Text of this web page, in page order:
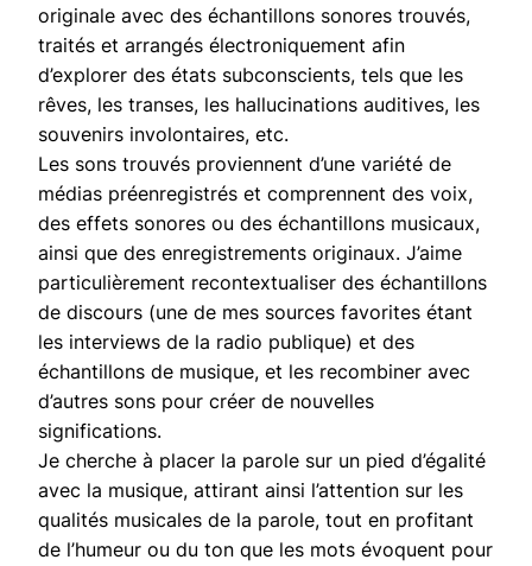
originale avec des échantillons sonores trouvés,
traités et arrangés électroniquement afin
d’explorer des états subconscients, tels que les
rêves, les transes, les hallucinations auditives, les
souvenirs involontaires, etc.
Les sons trouvés proviennent d’une variété de
médias préenregistrés et comprennent des voix,
des effets sonores ou des échantillons musicaux,
ainsi que des enregistrements originaux. J’aime
particulièrement recontextualiser des échantillons
de discours (une de mes sources favorites étant
les interviews de la radio publique) et des
échantillons de musique, et les recombiner avec
d’autres sons pour créer de nouvelles
significations.
Je cherche à placer la parole sur un pied d’égalité
avec la musique, attirant ainsi l’attention sur les
qualités musicales de la parole, tout en profitant
de l’humeur ou du ton que les mots évoquent pour